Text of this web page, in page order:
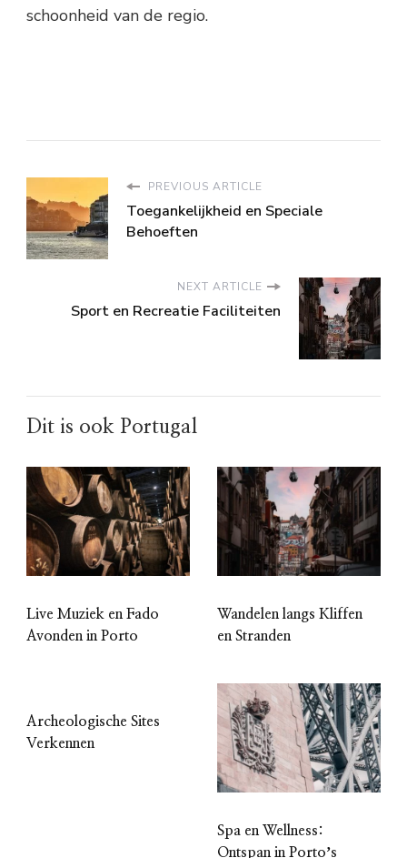
schoonheid van de regio.
PREVIOUS ARTICLE
Toegankelijkheid en Speciale
Behoeften
NEXT ARTICLE
Sport en Recreatie Faciliteiten
Dit is ook Portugal
Live Muziek en Fado
Avonden in Porto
Wandelen langs Kliffen
en Stranden
Archeologische Sites
Verkennen
Spa en Wellness:
Ontspan in Portoʼs